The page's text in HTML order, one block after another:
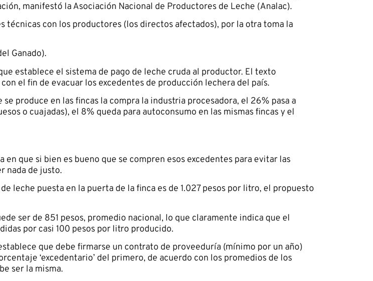
manifestó la Asociación Nacional de Productores de Leche (Analac).
técnicas con los productores (los directos afectados), por la otra toma la
Ganado).
establece el sistema de pago de leche cruda al productor. El texto
el fin de evacuar los excedentes de producción lechera del país.
produce en las fincas la compra la industria procesadora, el 26% pasa a
o cuajadas), el 8% queda para autoconsumo en las mismas fincas y el
que si bien es bueno que se compren esos excedentes para evitar las
nada de justo.
leche puesta en la puerta de la finca es de 1.027 pesos por litro, el propuesto
ser de 851 pesos, promedio nacional, lo que claramente indica que el
por casi 100 pesos por litro producido.
que debe firmarse un contrato de proveeduría (mínimo por un año)
‘excedentario’ del primero, de acuerdo con los promedios de los
ser la misma.